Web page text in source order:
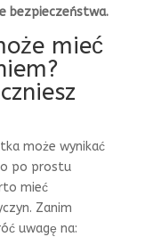
bezpieczeństwa.
mieć
może wynikać
po prostu
mieć
Zanim
uwagę na: